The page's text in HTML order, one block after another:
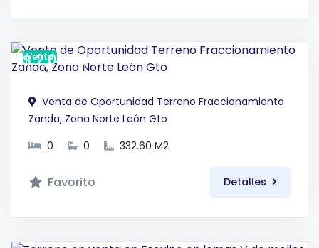
Venta
$ 2,028,860 MXN
Venta de Oportunidad Terreno Fraccionamiento
Zanda, Zona Norte León Gto
0
0 332.60 M2
Favorito Detalles